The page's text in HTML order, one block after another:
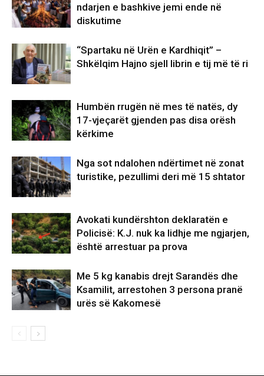
ndarjen e bashkive jemi ende në
diskutime
“Spartaku në Urën e Kardhiqit” –
Shkëlqim Hajno sjell librin e tij më të ri
Humbën rrugën në mes të natës, dy
17-vjeçarët gjenden pas disa orësh
kërkime
Nga sot ndalohen ndërtimet në zonat
turistike, pezullimi deri më 15 shtator
Avokati kundërshton deklaratën e
Policisë: K.J. nuk ka lidhje me ngjarjen,
është arrestuar pa prova
Me 5 kg kanabis drejt Sarandës dhe
Ksamilit, arrestohen 3 persona pranë
urës së Kakomesë